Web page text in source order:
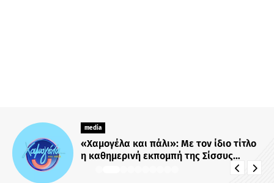
media
«Χαμογέλα και πάλι»: Με τον ίδιο τίτλο
η καθημερινή εκπομπή της Σίσσυς